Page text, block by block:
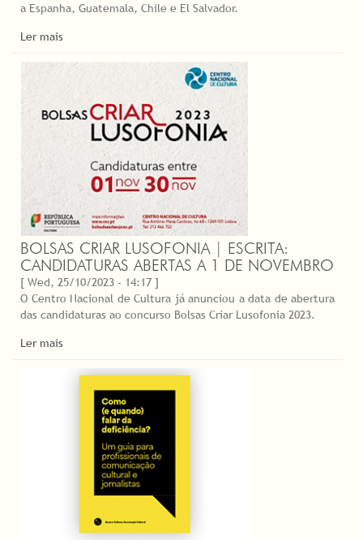
a Espanha, Guatemala, Chile e El Salvador.
Ler mais
BOLSAS CRIAR LUSOFONIA | ESCRITA:
CANDIDATURAS ABERTAS A 1 DE NOVEMBRO
[ Wed, 25/10/2023 - 14:17 ]
O Centro Nacional de Cultura já anunciou a data de abertura
das candidaturas ao concurso Bolsas Criar Lusofonia 2023.
Ler mais